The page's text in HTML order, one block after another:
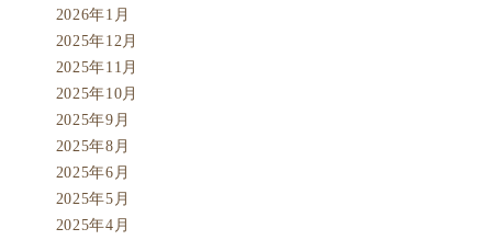
2026年1月
2025年12月
2025年11月
2025年10月
2025年9月
2025年8月
2025年6月
2025年5月
2025年4月